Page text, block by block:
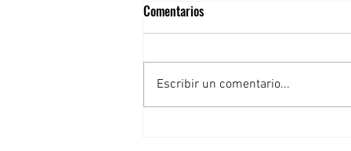
Comentarios
Escribir un comentario...